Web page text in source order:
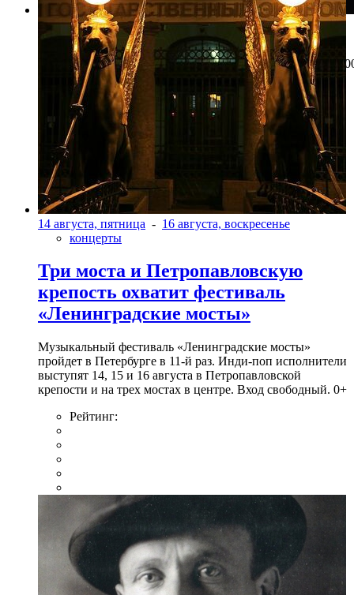
Фото: Пресс-служба ГМИ СПб
Колье «Золотой шаман» (Золото, бриллианты, цитрин.
г.), А. Назаров
14 августа, пятница - 16 августа, воскресенье
концерты
Три моста и Петропавловскую
крепость охватит фестиваль
«Ленинградские мосты»
Музыкальный фестиваль «Ленинградские мосты»
пройдет в Петербурге в 11-й раз. Инди-поп исполнители
выступят 14, 15 и 16 августа в Петропавловской
крепости и на трех мостах в центре. Вход свободный. 0+
Рейтинг: